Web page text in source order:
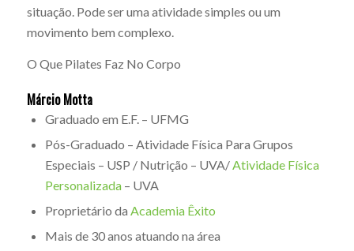
situação. Pode ser uma atividade simples ou um
movimento bem complexo.
O Que Pilates Faz No Corpo
Márcio Motta
Graduado em E.F. – UFMG
Pós-Graduado – Atividade Física Para Grupos
Especiais – USP / Nutrição – UVA/ Atividade Física
Personalizada– UVA
Proprietário da Academia Êxito
Mais de 30 anos atuando na área